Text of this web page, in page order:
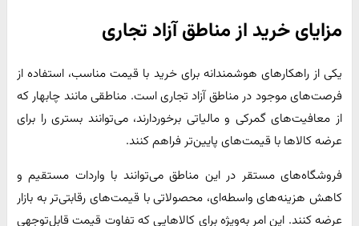
مزایای خرید از مناطق آزاد تجاری
یکی از راهکارهای هوشمندانه برای خرید با قیمت مناسب، استفاده از
فرصت‌های موجود در مناطق آزاد تجاری است. مناطقی مانند چابهار که
از معافیت‌های گمرکی و مالیاتی برخوردارند، می‌توانند بستری را برای
عرضه کالاها با قیمت‌های پایین‌تر فراهم کنند.​
فروشگاه‌های مستقر در این مناطق می‌توانند با واردات مستقیم و
کاهش هزینه‌های واسطه‌ای، محصولاتی با قیمت‌های رقابتی‌تر به بازار
عرضه کنند. این امر به‌ویژه برای کالاهایی که تفاوت قیمت قابل‌توجهی